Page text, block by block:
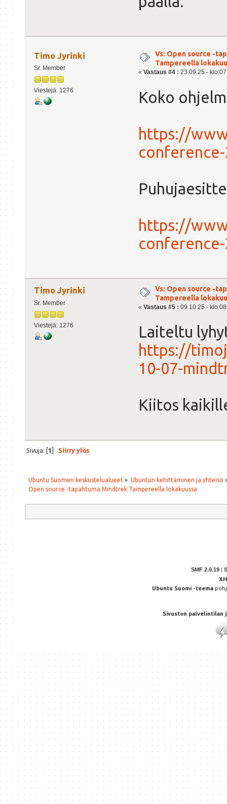
Timo Jyrinki
Sr. Member
Viestejä: 1276
Vs: Open source -
Tampereella
« Vastaus #4 : 23.09.25 -
Koko
https://
https://
Timo Jyrinki
Sr. Member
Viestejä: 1276
Vs: Open source -
Tampereella
« Vastaus #5 : 09.10.25 -
Laiteltu
https://
10-07-
Kiitos
Sivuja: [1] Siirry ylös
Ubuntu Suomen keskustelualueet » Ubuntun kehittäminen ja yhteisö
Open source -tapahtuma Mindtrek Tampereella lokakuussa
SMF 2.0.19
Ubuntu Suomi -teema
Sivuston palvelintilan